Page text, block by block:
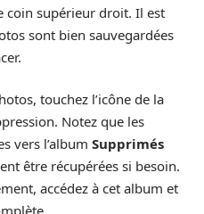
coin supérieur droit. Il est
sont bien sauvegardées
touchez l’icône de la
Notez que les
vers l’album Supprimés
être récupérées si besoin.
accédez à cet album et